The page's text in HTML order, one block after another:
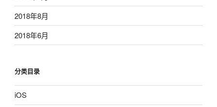
2018年8月
2018年6月
分类目录
iOS